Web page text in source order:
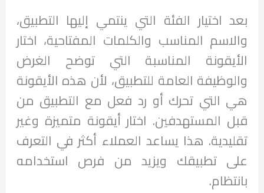
بعد اختيار الفئة التي ينتمي إليها التطبيق،
والاسم المناسب والكلمات المفتاحية، اختار
الأيقونة المناسبة التي توضح الغرض
والوظيفة العامة للتطبيق، لأن هذه الأيقونة
هي التي تحرك أو رد فعل مع التطبيق من
قبل المستهدفين. اختار أيقونة متميزة وغير
تقليدية. هذا يساعد العملاء أكثر في التعرف
على تطبيقك ويزيد من فرص استخدامه
بانتظام.